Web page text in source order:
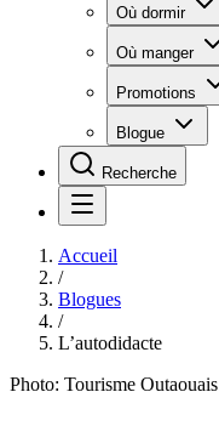
Où dormir
Où manger
Promotions
Blogue
Recherche
Accueil
/
Blogues
/
L’autodidacte
Photo: Tourisme Outaouais